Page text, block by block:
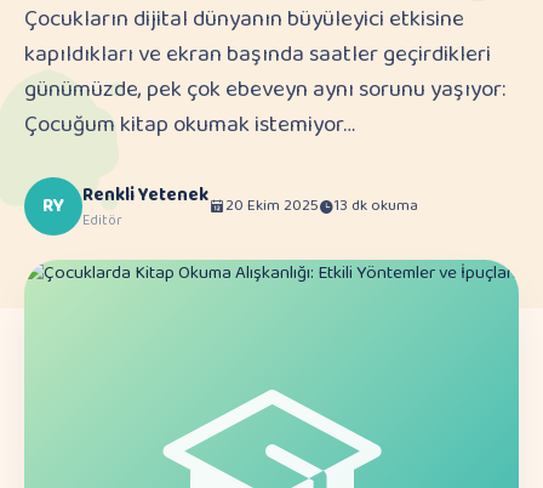
Çocukların dijital dünyanın büyüleyici etkisine
kapıldıkları ve ekran başında saatler geçirdikleri
günümüzde, pek çok ebeveyn aynı sorunu yaşıyor:
Çocuğum kitap okumak istemiyor…
RY Renkli Yetenek
Editör
20 Ekim 2025 13 dk okuma